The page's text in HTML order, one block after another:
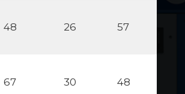
48 26 57
67 30 48